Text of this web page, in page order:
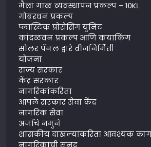
मैला गाळ व्यवस्थापन प्रकल्प – 10KL
गोबरधन प्रकल्प
प्लास्टिक प्रोसेसिंग युनिट
कांदळवन प्रकल्प आणि कयाकिंग
सोलर पॅनल द्वारे वीजनिर्मिती
योजना
राज्य सरकार
केंद्र सरकार
नागरिकांकरिता
आपले सरकार सेवा केंद्र
नागरिक सेवा
अर्जाचे नमुने
शासकीय दाखल्यांकरिता आवश्यक